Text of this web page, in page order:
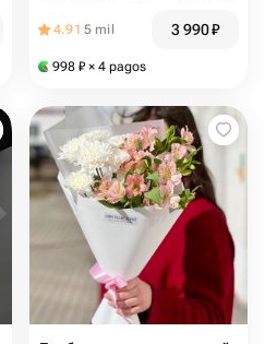
4.91 5 mil 3 990₽
998 ₽ × 4 pagos